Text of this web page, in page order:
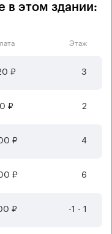
в этом здании:
Этаж
₽ 3
₽ 2
₽ 4
₽ 6
₽ -1 - 1